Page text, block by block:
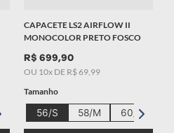
62/XL
CAPACETE LS2 AIRFLOW II
MONOCOLOR PRETO FOSCO
R$ 699,90
OU 10x DE R$69,99
Tamanho
56/S 58/M 60/L